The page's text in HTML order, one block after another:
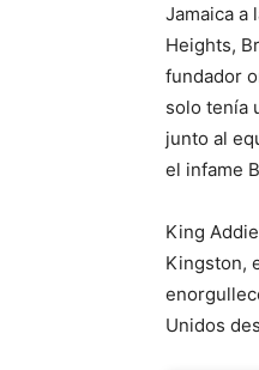
Jamaica a
Heights,
fundador
solo tenía
junto al
el infame
King
Kingston,
Unidos